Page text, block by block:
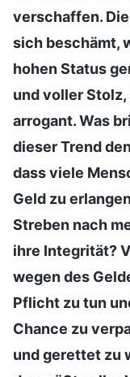
verschaffen.
sich beschämt,
hohen Status
und voller
arrogant. Was
dieser Trend
dass viele
Geld zu
Streben nach
ihre Integrität?
wegen des
Pflicht zu tun
Chance zu
und gerettet zu